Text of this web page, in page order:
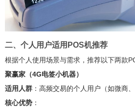
二、个人用户适用POS机推荐
根据个人使用场景与需求，推荐以下两款
聚赢家（4G电签小机器）
适用人群 ：高频交易的个人用户（如微商
核心优势 ：